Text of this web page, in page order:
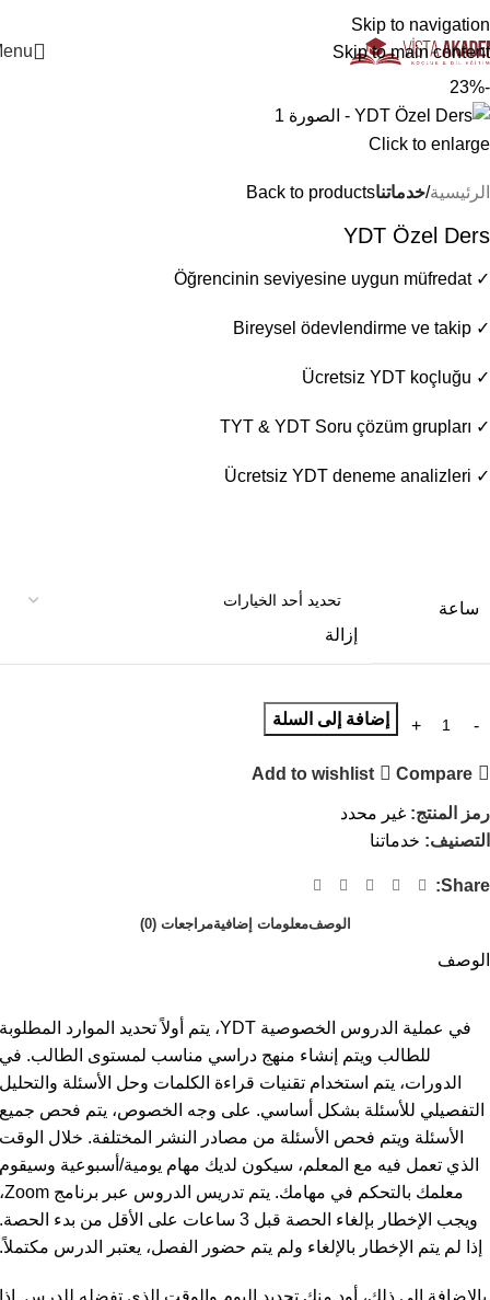
Skip to navigation
Skip to main content
-23%
Click to enlarge
الرئيسية خدماتناBack to products
YDT Özel Ders
✓ Öğrencinin seviyesine uygun müfredat​
✓ Bireysel ödevlendirme ve takip
✓ Ücretsiz YDT koçluğu
✓ TYT & YDT Soru çözüm grupları
✓ Ücretsiz YDT deneme analizleri
ساعة
إزالة
إضافة إلى السلة
Compare
Add to wishlist
رمز المنتج: غير محدد
التصنيف: خدماتنا
Share:
الوصفمعلومات إضافيةمراجعات (0)
الوصف
في عملية الدروس الخصوصية YDT، يتم أولاً تحديد الموارد المطلوبة
للطالب ويتم إنشاء منهج دراسي مناسب لمستوى الطالب. في
الدورات، يتم استخدام تقنيات قراءة الكلمات وحل الأسئلة والتحليل
التفصيلي للأسئلة بشكل أساسي. على وجه الخصوص، يتم فحص جميع
الأسئلة ويتم فحص الأسئلة من مصادر النشر المختلفة. خلال الوقت
الذي تعمل فيه مع المعلم، سيكون لديك مهام يومية/أسبوعية وسيقوم
معلمك بالتحكم في مهامك. يتم تدريس الدروس عبر برنامج Zoom،
ويجب الإخطار بإلغاء الحصة قبل 3 ساعات على الأقل من بدء الحصة.
إذا لم يتم الإخطار بالإلغاء ولم يتم حضور الفصل، يعتبر الدرس مكتملاً.